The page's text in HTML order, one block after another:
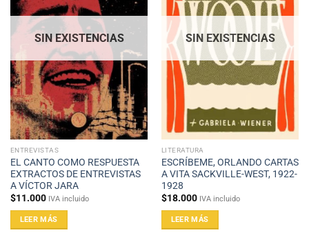
SIN EXISTENCIAS
ENTREVISTAS
EL CANTO COMO RESPUESTA
EXTRACTOS DE ENTREVISTAS
A VÍCTOR JARA
$11.000 IVA incluido
LEER MÁS
SIN EXISTENCIAS
LITERATURA
ESCRÍBEME, ORLANDO CARTAS
A VITA SACKVILLE-WEST, 1922-
1928
$18.000 IVA incluido
LEER MÁS